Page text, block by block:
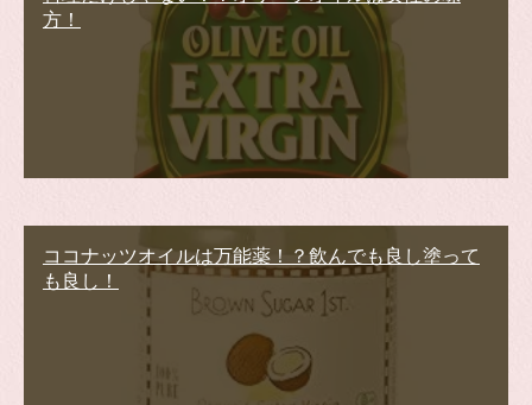
方！
ココナッツオイルは万能薬！？飲んでも良し塗って
も良し！